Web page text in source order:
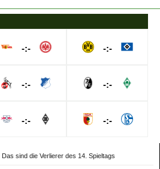
-:-
-:-
-:-
-:-
-:-
-:-
sind die Verlierer des 14. Spieltags